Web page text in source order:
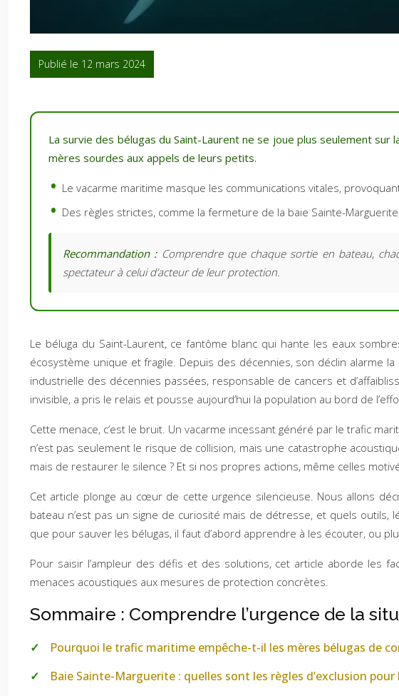
Publié le 12 mars 2024
La survie des bélugas du Saint-Laurent ne se joue plus seulement
mères sourdes aux appels de leurs petits.
Le vacarme maritime masque les communications vitales,
Des règles strictes, comme la fermeture de la baie Sainte-
Recommandation :Comprendre que chaque sortie en bateau,
spectateur à celui d’acteur de leur protection.
Le béluga du Saint-Laurent, ce fantôme blanc qui hante les eaux
écosystème unique et fragile. Depuis des décennies, son déclin alarme
industrielle des décennies passées, responsable de cancers et
invisible, a pris le relais et pousse aujourd’hui la population au bord de
Cette menace, c’est le bruit. Un vacarme incessant généré par le trafic
n’est pas seulement le risque de collision, mais une catastrophe
mais de restaurer le silence ? Et si nos propres actions, même celles
Cet article plonge au cœur de cette urgence silencieuse. Nous allons
bateau n’est pas un signe de curiosité mais de détresse, et quels
que pour sauver les bélugas, il faut d’abord apprendre à les écouter, ou
Pour saisir l’ampleur des défis et des solutions, cet article aborde les
menaces acoustiques aux mesures de protection concrètes.
Sommaire : Comprendre l’urgence de la
Pourquoi le trafic maritime empêche-t-il les mères bélugas de
Baie Sainte-Marguerite : quelles sont les règles d’exclusion pour